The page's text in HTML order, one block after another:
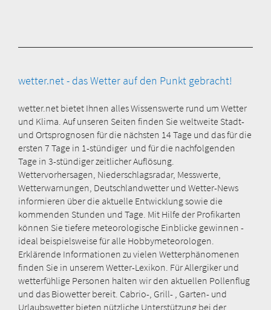
wetter.net - das Wetter auf den Punkt gebracht!
wetter.net bietet Ihnen alles Wissenswerte rund um Wetter
und Klima. Auf unseren Seiten finden Sie weltweite Stadt-
und Ortsprognosen für die nächsten 14 Tage und das für die
ersten 7 Tage in 1-stündiger und für die nachfolgenden
Tage in 3-stündiger zeitlicher Auflösung.
Wettervorhersagen, Niederschlagsradar, Messwerte,
Wetterwarnungen, Deutschlandwetter und Wetter-News
informieren über die aktuelle Entwicklung sowie die
kommenden Stunden und Tage. Mit Hilfe der Profikarten
können Sie tiefere meteorologische Einblicke gewinnen -
ideal beispielsweise für alle Hobbymeteorologen.
Erklärende Informationen zu vielen Wetterphänomenen
finden Sie in unserem Wetter-Lexikon. Für Allergiker und
wetterfühlige Personen halten wir den aktuellen Pollenflug
und das Biowetter bereit. Cabrio-, Grill- , Garten- und
Urlaubswetter bieten nützliche Unterstützung bei der